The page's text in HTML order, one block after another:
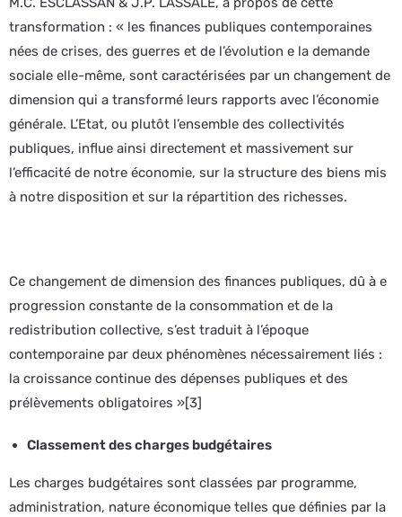
transformation : « les finances publiques contemporaines
nées de crises, des guerres et de l’évolution e la demande
sociale elle-même, sont caractérisées par un changement de
dimension qui a transformé leurs rapports avec l’économie
générale. L’Etat, ou plutôt l’ensemble des collectivités
publiques, influe ainsi directement et massivement sur
l’efficacité de notre économie, sur la structure des biens mis
à notre disposition et sur la répartition des richesses.
Ce changement de dimension des finances publiques, dû à e
progression constante de la consommation et de la
redistribution collective, s’est traduit à l’époque
contemporaine par deux phénomènes nécessairement liés :
la croissance continue des dépenses publiques et des
prélèvements obligatoires »[3]
Classement des charges budgétaires
Les charges budgétaires sont classées par programme,
administration, nature économique telles que définies par la